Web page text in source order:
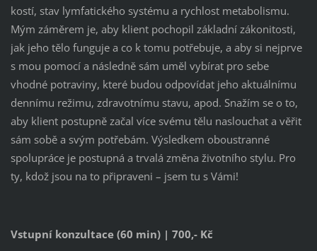
kostí, stav lymfatického systému a rychlost metabolismu.
Mým záměrem je, aby klient pochopil základní zákonitosti,
jak jeho tělo funguje a co k tomu potřebuje, a aby si nejprve
s mou pomocí a následně sám uměl vybírat pro sebe
vhodné potraviny, které budou odpovídat jeho aktuálnímu
dennímu režimu, zdravotnímu stavu, apod. Snažím se o to,
aby klient postupně začal více svému tělu naslouchat a věřit
sám sobě a svým potřebám. Výsledkem oboustranné
spolupráce je postupná a trvalá změna životního stylu. Pro
ty, kdož jsou na to připraveni – jsem tu s Vámi!
Vstupní konzultace (60 min) | 700,- Kč